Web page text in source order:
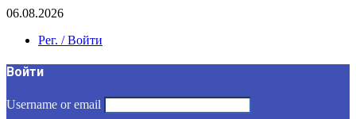
06.08.2026
Рег. / Войти
Войти
Username or email